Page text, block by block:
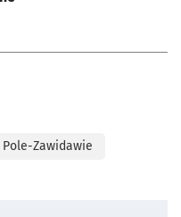
Pole-Zawidawie